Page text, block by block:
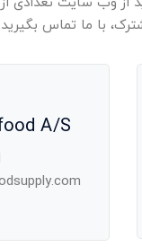
با ما تماس بگیرید.
A/S